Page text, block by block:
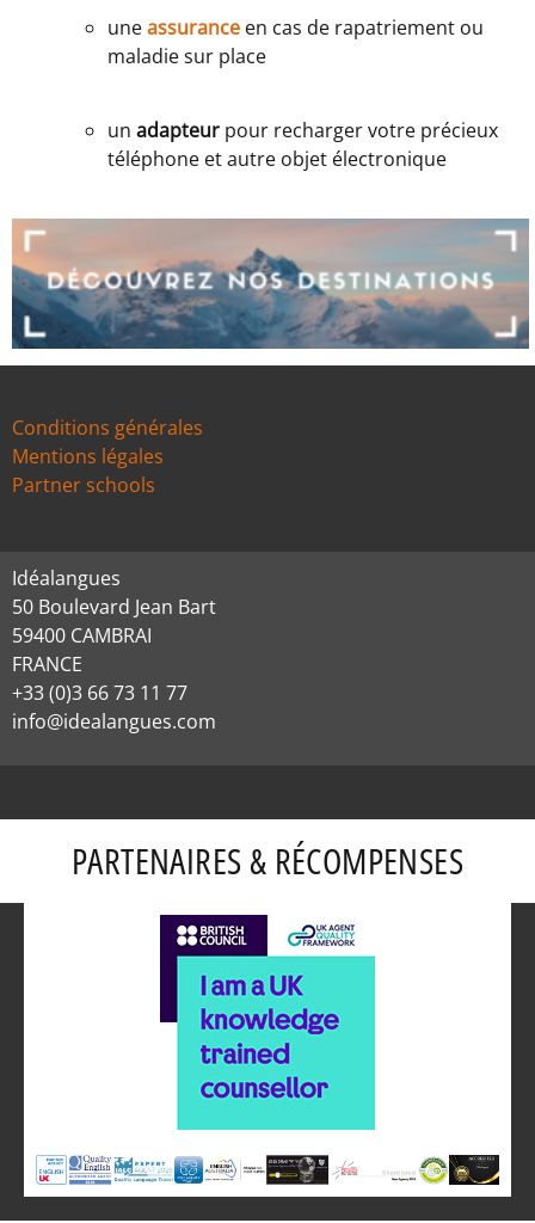
uneassurance en cas de rapatriement ou
maladie sur place
un adapteur pour recharger votre précieux
téléphone et autre objet électronique
Conditions générales
Mentions légales
Partner schools
Idéalangues
50 Boulevard Jean Bart
59400 CAMBRAI
FRANCE
+33 (0)3 66 73 11 77
info@idealangues.com
PARTENAIRES & RÉCOMPENSES